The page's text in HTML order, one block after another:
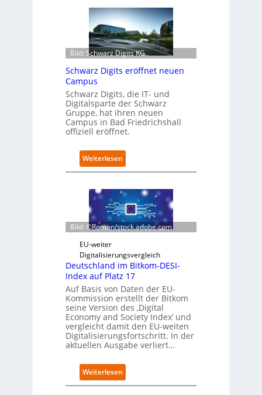
t
r
o
f
i
t
-
a
t
e
n
s
u
b
r
i
n
t
e
i
e
r
t
Bild: Schwarz Digits KG
Schwarz Digits eröffnet neuen
Campus
Schwarz Digits, die IT- und
Digitalsparte der Schwarz
Gruppe, hat ihren neuen
Campus in Bad Friedrichshall
offiziell eröffnet.
Weiterlesen:
S
h
a
r
z
i
g
i
t
s
e
r
ö
f
f
e
t
n
Bild: ©Roman/stock.adobe.com
EU-weiter
Digitalisierungsvergleich
Deutschland im Bitkom-DESI-
Index auf Platz 17
Auf Basis von Daten der EU-
Kommission erstellt der Bitkom
seine Version des ‚Digital
Economy and Society Index‘ und
vergleicht damit den EU-weiten
Digitalisierungsfortschritt. In der
aktuellen Ausgabe verliert…
Weiterlesen:
D